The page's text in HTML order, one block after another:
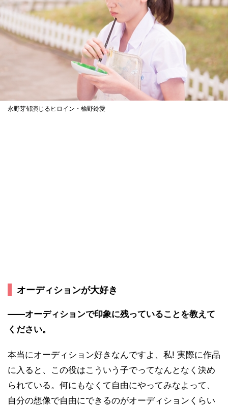
永野芽郁演じるヒロイン・楡野鈴愛
オーディションが大好き
――オーディションで印象に残っていることを教えて
ください。
本当にオーディション好きなんですよ、私! 実際に作品
に入ると、この役はこういう子でってなんとなく決め
られている。何にもなくて自由にやってみなよって、
自分の想像で自由にできるのがオーディションくらい